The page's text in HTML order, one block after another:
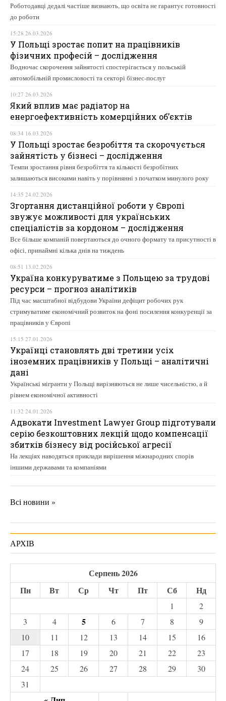
Роботодавці дедалі частіше визнають, що освіта не гарантує готовності
до роботи
15:28 26.03.2026
У Польщі зростає попит на працівників
фізичних професій – дослідження
Водночас скорочення зайнятості спостерігається у польській
автомобільній промисловості та секторі бізнес-послуг
10:27 26.03.2026
Який вплив має радіатор на
енергоефективність комерційних об’єктів
08:34 16.03.2026
У Польщі зростає безробіття та скорочується
зайнятість у бізнесі – дослідження
Темпи зростання рівня безробіття та кількості безробітних
залишаються високими навіть у порівнянні з початком минулого року
14:35 24.02.2026
Згортання дистанційної роботи у Європі
звужує можливості для українських
спеціалістів за кордоном – дослідження
Все більше компаній повертаються до очного формату та присутності в
офісі, принаймні кілька днів на тиждень
08:51 13.02.2026
Україна конкуруватиме з Польщею за трудові
ресурси – прогноз аналітиків
Під час масштабної відбудови України дефіцит робочих рук
стримуватиме економічний розвиток на фоні посилення конкуренції за
працівників у Європі
15:15 27.01.2026
Українці становлять дві третини усіх
іноземних працівників у Польщі – аналітичні
дані
Українські мігранти у Польщі вирізняються не лише чисельністю, а й
рівнем економічної активності
11:32 24.01.2026
Адвокати Investment Lawyer Group підготували
серію безкоштовних лекцій щодо компенсації
збитків бізнесу від російської агресії
На лекціях наводяться приклади вирішення міжнародних спорів
іншими державами та компаніями
Всі новини »
АРХІВ
Серпень 2026
Пн
Вт Ср Чт Пт Сб Нд
1
2
3
4 5 6 7 8
9
10
11 12 13 14 15
16
17
18 19 20 21 22
23
24
25 26 27 28 29
30
31